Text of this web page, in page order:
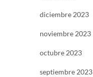
diciembre 2023
noviembre 2023
octubre 2023
septiembre 2023